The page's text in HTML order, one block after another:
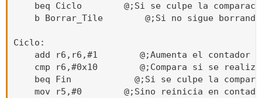
beq Ciclo        @;Si se culpe la
b Borrar_Tile        @;Si no sigue
Ciclo:
add r6,r6,#1        @;Aumenta el contador
cmp r6,#0x10        @;Compara si se
beq Fin            @;Si se culpe la
mov r5,#0        @;Sino reinicia en